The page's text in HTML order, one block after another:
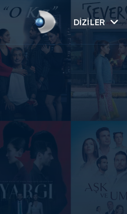
DIZILER